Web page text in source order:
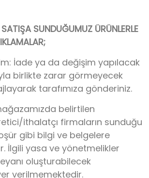
SUNDUĞUMUZ ÜRÜNLERLE
İade ya da değişim yapılacak
birlikte zarar görmeyecek
tarafımıza gönderiniz.
belirtilen
ithalatçı firmaların sunduğu
gibi bilgi ve belgelere
İlgili yasa ve yönetmelikler
oluşturabilecek
verilmemektedir.